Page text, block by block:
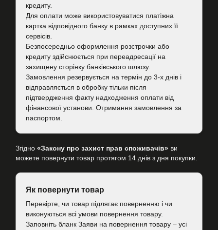
кредиту.
Для оплати може використовуватися платіжна
картка відповідного банку в рамках доступних її
сервісів.
Безпосередньо оформлення розстрочки або
кредиту здійснюється при переадресації на
захищену сторінку банківського шлюзу.
Замовлення резервується на термін до 3-х днів і
відправляється в обробку тільки після
підтвердження факту надходження оплати від
фінансової установи. Отримання замовлення за
паспортом.
Згідно «Закону про захист прав споживачів» ви
можете повернути товар протягом 14 днів з дня покупки.
Як повернути товар
Перевірте, чи товар підлягає поверненню і чи
виконуються всі умови повернення товару.
Заповніть бланк Заяви на повернення товару – усі